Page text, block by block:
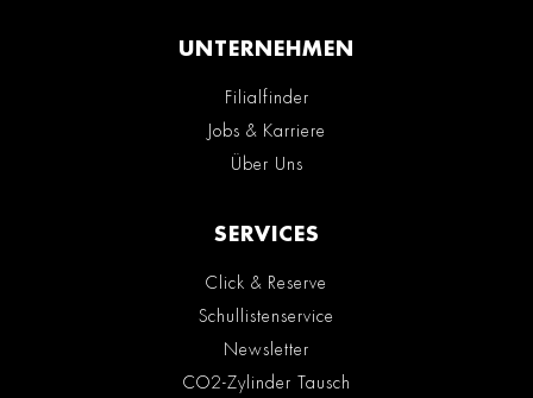
UNTERNEHMEN
Filialfinder
Jobs & Karriere
Über Uns
SERVICES
Click & Reserve
Schullistenservice
Newsletter
CO2-Zylinder Tausch